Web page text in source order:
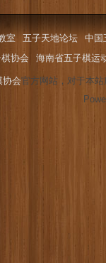
室 五子天地论坛
中国
协会 海南省五子棋运
协会官方网站，对于本